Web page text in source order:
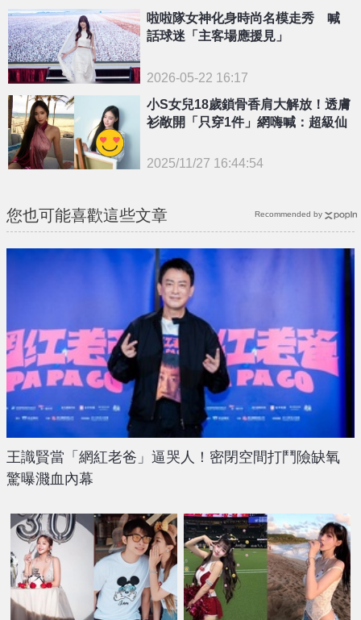
啦啦隊女神化身時尚名模走秀 喊
話球迷「主客場應援見」
2026-05-22 16:17
小S女兒18歲鎖骨香肩大解放！透膚
衫敞開「只穿1件」網嗨喊：超級仙
2025/11/27 16:44:54
您也可能喜歡這些文章
王識賢當「網紅老爸」逼哭人！密閉空間打鬥險缺氧
驚曝濺血內幕
Recommended by